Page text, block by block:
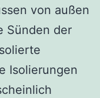
von außen
Sünden der
Isolierungen